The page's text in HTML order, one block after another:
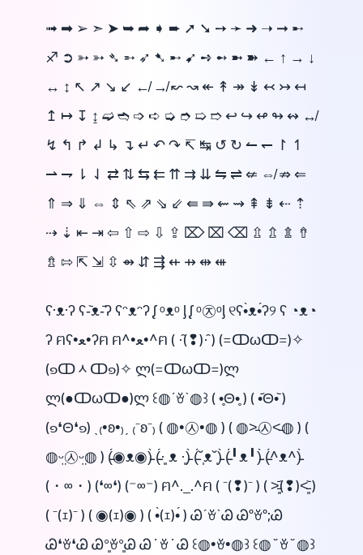
➟ ➡ ➢ ➣ ➤ ➥ ➦ ➧ ➨ ➚ ➘ ➙ ➛ ➜ ➝ ➞ ➸
♐ ➲ ➳ ➳ ➴ ➵ ➶ ➷ ➸ ➹ ➺ ➻ ➼ ➽ ← ↑ → ↓
↔ ↕ ↖ ↗ ↘ ↙ ↚ ↛ ↜ ↝ ↞ ↟ ↠ ↡ ↢ ↣ ↤
↥ ↦ ↧ ↨ ➫ ➬ ➩ ➪ ➭ ➮ ➯ ➱ ↩ ↪ ↫ ↬ ↭ ↮
↯ ↰ ↱ ↲ ↳ ↴ ↵ ↶ ↷ ↸ ↹ ↺ ↻ ↼ ↽ ↾ ↿
⇀ ⇁ ⇂ ⇃ ⇄ ⇅ ⇆ ⇇ ⇈ ⇉ ⇊ ⇋ ⇌ ⇍ ⇎ ⇏ ⇐
⇑ ⇒ ⇓ ⇔ ⇕ ⇖ ⇗ ⇘ ⇙ ⇚ ⇛ ⇜ ⇝ ⇞ ⇟ ⇠ ⇡
⇢ ⇣ ⇤ ⇥ ⇦ ⇧ ⇨ ⇩ ⇪ ⌦ ⌧ ⌫ ⇫ ⇬ ⇭ ⇮
⇯ ⇰ ⇱ ⇲ ⇳ ⇴ ⇵ ⇶ ⇷ ⇸ ⇹ ⇺
ʕ·ᴥ·ʔ ʕ-᷅ᴥ-᷄ʔ ʕᵔᴥᵔʔ ᶘ ᵒᴥᵒ ᶅ ᶘ ᵒ㉨ᵒᶅ ୧ʕ•̀ᴥ•́ʔ୨ ʕ ◔ᴥ◔
ʔ ฅʕ•ﻌ•ʔฅ ฅ^•ﻌ•^ฅ ( ·̑(❢)·̑ ) (=ↀωↀ=)✧
(๑ↀᆺↀ๑)✧ ლ(=ↀωↀ=)ლ
ლ(●ↀωↀ●)ლ ꒰◍ˊꈊˋ◍꒱ ( •̥Θ•̥ ) ( •᷄Θ•᷅ )
(๑❛Θ❛๑) ˎ₍•ʚ•₎ˏ ₍⁻ʚ⁻₎ ( ◍•㉦•◍ ) ( ◍˃̵㉦˂̵◍ ) (
◍ᵕ̤㉦ᵕ̤◍ ) (̵̵́◉ᴥ◉)̵̵̀ (̵̵́·͈ ᴥ ·͈)̵̵̀ (̵̵́˘̩ᴥ˘̩)̵̵̀ (̵̵́╹ᴥ╹)̵̵̀ (̵̵́^ᴥ^)̵̵̀
(・∞・) (❛∞❛) (⁻∞⁻) ฅ^._.^ฅ ( ⁻(❢)⁻ ) ( ˃̵͈᷄(❢)˂̵͈᷅ )
( ⁻(ｪ)⁻ ) ( ◉(ｪ)◉ ) ( •̀(ｪ)•́ ) ᏊˊꈊˋᏊ Ꮚ°ꈊ°;Ꮚ
Ꮚ❛ꈊ❛Ꮚ Ꮚ°͈ꈊ°͈Ꮚ Ꮚ˙ꈊ˙Ꮚ ꒰◍•ꈊ•◍꒱ ꒰◍˘ꈊ˘◍꒱